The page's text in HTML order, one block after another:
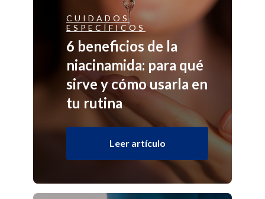
CUIDADOS
ESPECÍFICOS
6 beneficios de la
niacinamida: para qué
sirve y cómo usarla en
tu rutina
Leer artículo